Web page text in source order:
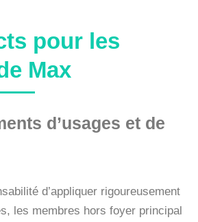
pour les
Max
d’usages et de
d’appliquer rigoureusement
les membres hors foyer principal